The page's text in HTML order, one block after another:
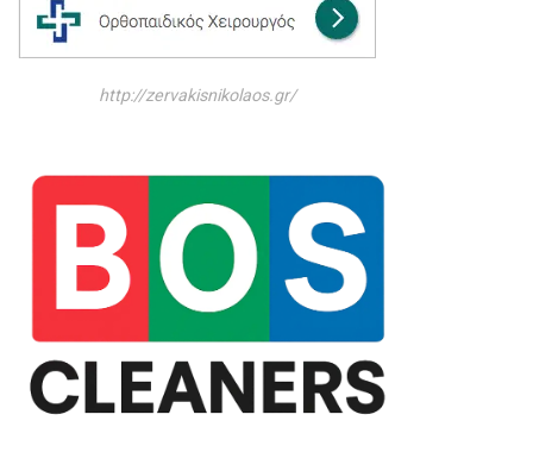
http://zervakisnikolaos.gr/